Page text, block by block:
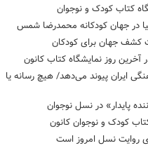
کتاب کودک و نوجوان
در جهان کودکانه محمدرضا شمس
کشف جهان برای کودکان
روز نمایشگاه کتاب کانون
ایران پیوند می‌دهد/ هیچ رسانه یا
پایدار» در نسل نوجوان
کودک و نوجوان کانون
روایت نسل امروز است